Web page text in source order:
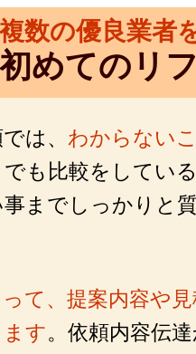
複数の優良業者
初めてのリ
は、 わからない
も比較をしてい
までしっかりと
て、提案内容や
す。依頼内容伝